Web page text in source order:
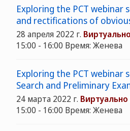
Exploring the PCT webinar
and rectifications of
28 апреля 2022 г. Виртуально
15:00 - 16:00 Время: Женева
Exploring the PCT webinar
Search and Preliminary
24 марта 2022 г. Виртуально
15:00 - 16:00 Время: Женева